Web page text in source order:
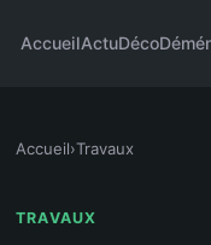
AccueilActuDéco
Accueil›Travaux
TRAVAUX